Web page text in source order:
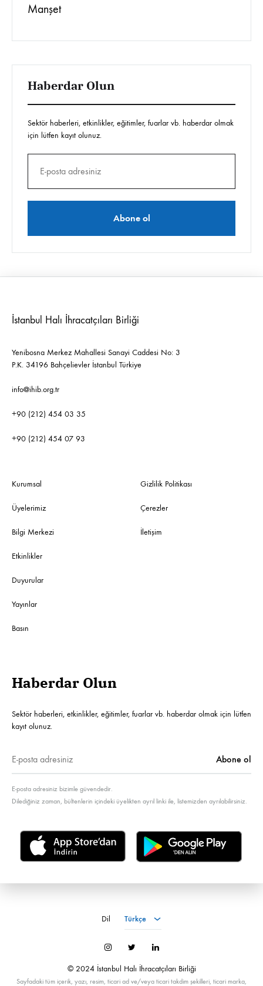
Manşet
Haberdar Olun
Sektör haberleri, etkinlikler, eğitimler, fuarlar vb. haberdar olmak
için lütfen kayıt olunuz.
İstanbul Halı İhracatçıları Birliği
Yenibosna Merkez Mahallesi Sanayi Caddesi No: 3
P.K. 34196 Bahçelievler İstanbul Türkiye
info@ihib.org.tr
+90 (212) 454 03 35
+90 (212) 454 07 93
Kurumsal
Üyelerimiz
Bilgi Merkezi
Etkinlikler
Duyurular
Yayınlar
Basın
Gizlilik Politikası
Çerezler
İletişim
Haberdar Olun
Sektör haberleri, etkinlikler, eğitimler, fuarlar vb. haberdar olmak için lütfen
kayıt olunuz.
E-posta adresiniz bizimle güvendedir.
Dilediğiniz zaman, bültenlerin içindeki üyelikten ayrıl linki ile, listemizden ayrılabilirsiniz.
İnstagramTwitter LinkedIn
© 2024 İstanbul Halı İhracatçıları Birliği
Sayfadaki tüm içerik, yazı, resim, ticari ad ve/veya ticari takdim şekilleri, ticari marka,
Dil Türkçe